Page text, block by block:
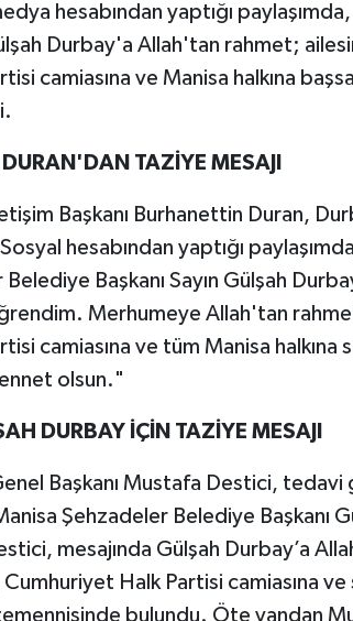
hesabından yaptığı
Durbay'a Allah'tan rahmet;
camiasına ve Manisa halkına
TAZİYE MESAJI
Başkanı Burhanettin Duran,
hesabından yaptığı
Başkanı Sayın Gülşah
Merhumeye Allah'tan
camiasına ve tüm Manisa halkına
olsun."
DURBAY İÇİN TAZİYE MESAJI
Başkanı Mustafa Destici,
Şehzadeler Belediye Başkanı
mesajında Gülşah Durbay’a
Cumhuriyet Halk Partisi camiasına
temennisinde bulundu. Öte yandan